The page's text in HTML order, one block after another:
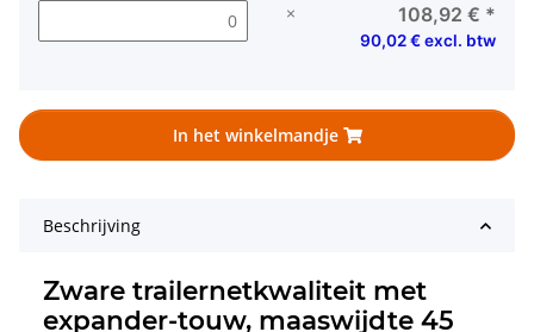
× 108,92 € *
90,02 € excl. btw
In het winkelmandje
Beschrijving
Zware trailernetkwaliteit met
expander-touw, maaswijdte 45